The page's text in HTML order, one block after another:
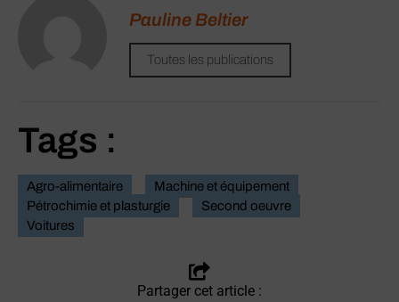
Pauline Beltier
Toutes les publications
Tags :
Agro-alimentaire
Machine et équipement
Pétrochimie et plasturgie
Second oeuvre
Voitures
Partager cet article :